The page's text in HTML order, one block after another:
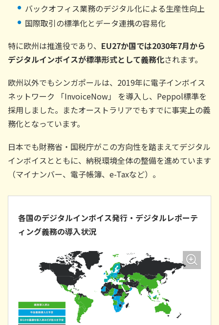
バックオフィス業務のデジタル化による生産性向上
国際取引の標準化とデータ連携の容易化
特に欧州は推進役であり、 EU27か国では2030年7月から
デジタルインボイスが標準形式として義務化されます。
欧州以外でもシンガポールは、2019年に電子インボイス
ネットワーク 「InvoiceNow」 を導入し、Peppol標準を
採用しました。またオーストラリアでもすでに事実上の義
務化となっています。
日本でも財務省・国税庁がこの方向性を踏まえてデジタル
インボイスとともに、納税環境全体の整備を進めています
（マイナンバー、電子帳簿、e-Taxなど）。
各国のデジタルインボイス発行・デジタルレポーテ
ィング義務の導入状況